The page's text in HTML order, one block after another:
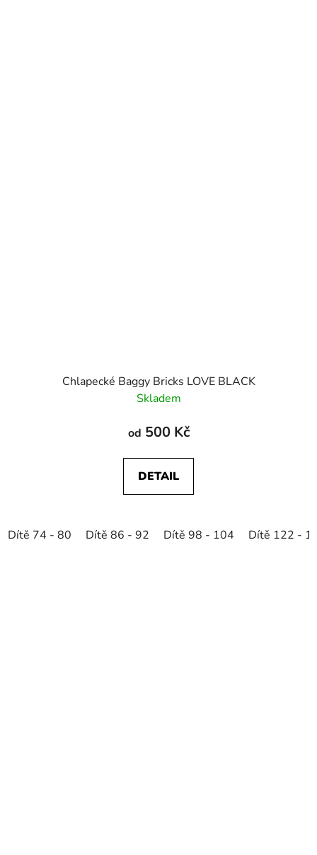
Chlapecké Baggy Bricks LOVE BLACK
Skladem
od 500 Kč
DETAIL
Dítě 74 - 80 Dítě 86 - 92 Dítě 98 - 104 Dítě 122 -